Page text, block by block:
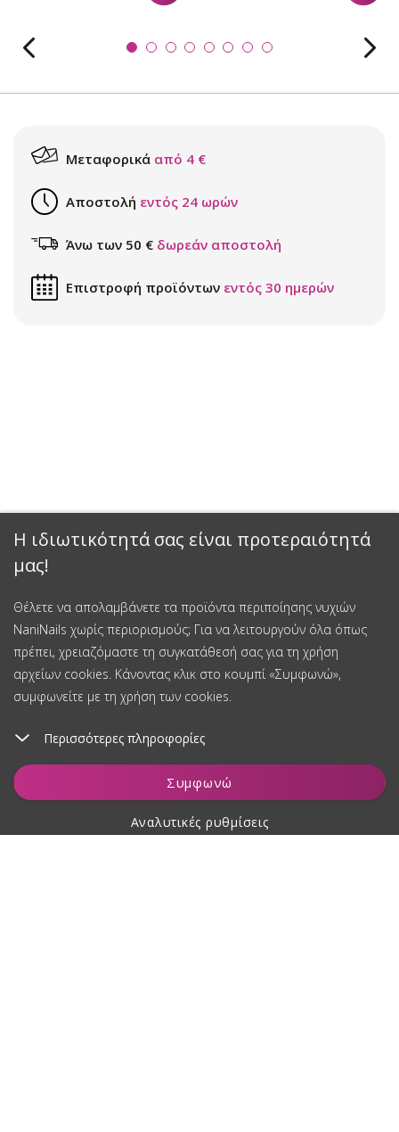
Η ιδιωτικότητά σας είναι προτεραιότητά
μας!
Θέλετε να απολαμβάνετε τα προϊόντα περιποίησης νυχιών
NaniNails χωρίς περιορισμούς; Για να λειτουργούν όλα όπως
πρέπει, χρειαζόμαστε τη συγκατάθεσή σας για τη χρήση
αρχείων cookies. Κάνοντας κλικ στο κουμπί «Συμφωνώ»,
συμφωνείτε με τη χρήση των cookies.
Περισσότερες πληροφορίες
Συμφωνώ
Αναλυτικές ρυθμίσεις
Προσθήκη στο καλάθι
Μεταφορικά από 4 €
Αποστολή εντός 24 ωρών
Άνω των 50 € δωρεάν αποστολή
Επιστροφή προϊόντων εντός 30 ημερών